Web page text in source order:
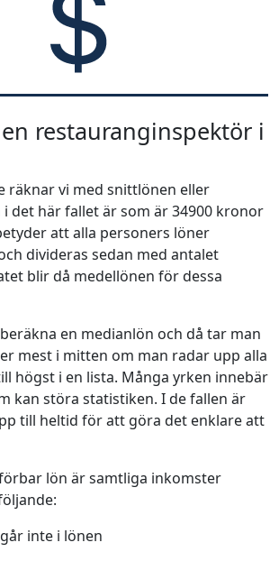
restauranginspektör i
räknar vi med snittlönen eller
det här fallet är som är 34900 kronor
att alla personers löner
divideras sedan med antalet
blir då medellönen för dessa
en medianlön och då tar man
mest i mitten om man radar upp alla
högst i en lista. Många yrken innebär
kan störa statistiken. I de fallen är
till heltid för att göra det enklare att
lön är samtliga inkomster
inte i lönen